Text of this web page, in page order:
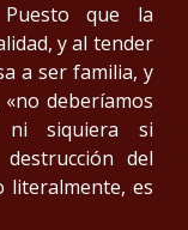
que la
y al tender
a ser familia, y
deberíamos
ni siquiera si
del
literalmente, es